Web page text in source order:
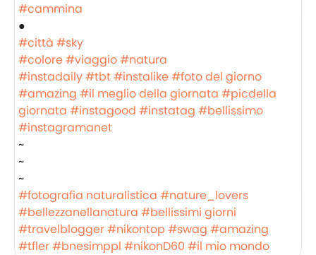
#cammina
●
#città #sky
#colore#viaggio#natura
#instadaily#tbt#instalike#foto del giorno
#amazing #il meglio della giornata #picdella
giornata #instagood #instatag #bellissimo
#instagramanet
~
~
~
#fotografia naturalistica #nature_lovers
#bellezzanellanatura #bellissimi giorni
#travelblogger#nikontop #swag #amazing
#tfler#bnesimppl #nikonD60 #il mio mondo